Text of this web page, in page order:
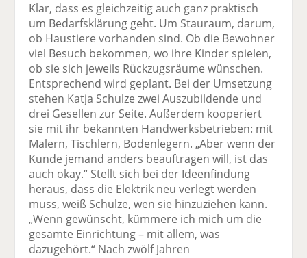
Klar, dass es gleichzeitig auch ganz praktisch
um Bedarfsklärung geht. Um Stauraum, darum,
ob Haustiere vorhanden sind. Ob die Bewohner
viel Besuch bekommen, wo ihre Kinder spielen,
ob sie sich jeweils Rückzugsräume wünschen.
Entsprechend wird geplant. Bei der Umsetzung
stehen Katja Schulze zwei Auszubildende und
drei Gesellen zur Seite. Außerdem kooperiert
sie mit ihr bekannten Handwerksbetrieben: mit
Malern, Tischlern, Bodenlegern. „Aber wenn der
Kunde jemand anders beauftragen will, ist das
auch okay.“ Stellt sich bei der Ideenfindung
heraus, dass die Elektrik neu verlegt werden
muss, weiß Schulze, wen sie hinzuziehen kann.
„Wenn gewünscht, kümmere ich mich um die
gesamte Einrichtung – mit allem, was
dazugehört.“ Nach zwölf Jahren